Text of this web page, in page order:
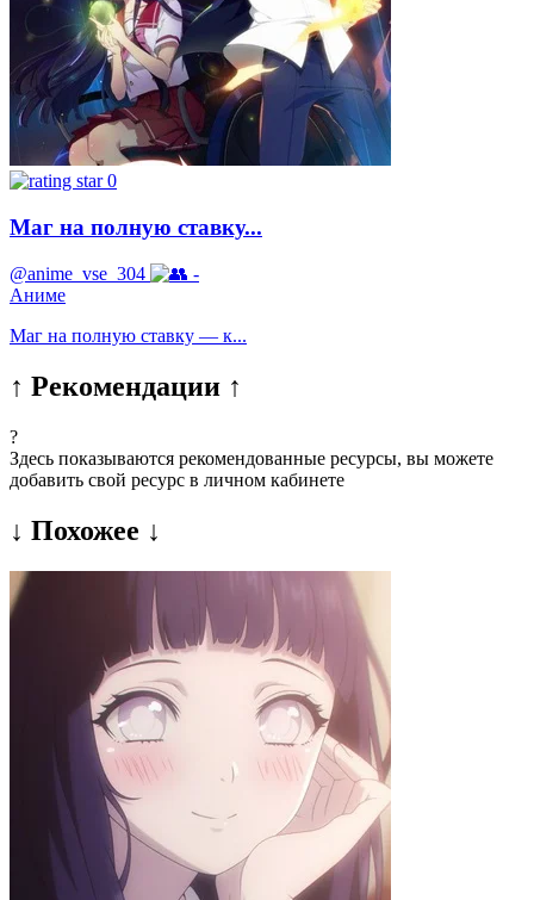
0
Маг на полную ставку...
@anime_vse_304
-
Аниме
Маг на полную ставку — к...
↑ Рекомендации ↑
?
Здесь показываются рекомендованные ресурсы, вы можете
добавить свой ресурс в личном кабинете
↓ Похожее ↓